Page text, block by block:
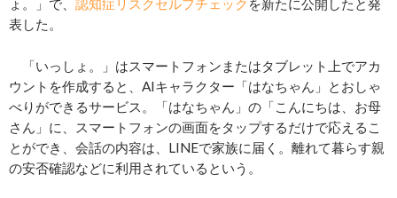
ょ。」で、 認知症リスクセルフチェック を新たに公開したと発
表した。
「いっしょ。」はスマートフォンまたはタブレット上でアカ
ウントを作成すると、AIキャラクター「はなちゃん」とおしゃ
べりができるサービス。「はなちゃん」の「こんにちは、お母
さん」に、スマートフォンの画面をタップするだけで応えるこ
とができ、会話の内容は、LINEで家族に届く。離れて暮らす親
の安否確認などに利用されているという。